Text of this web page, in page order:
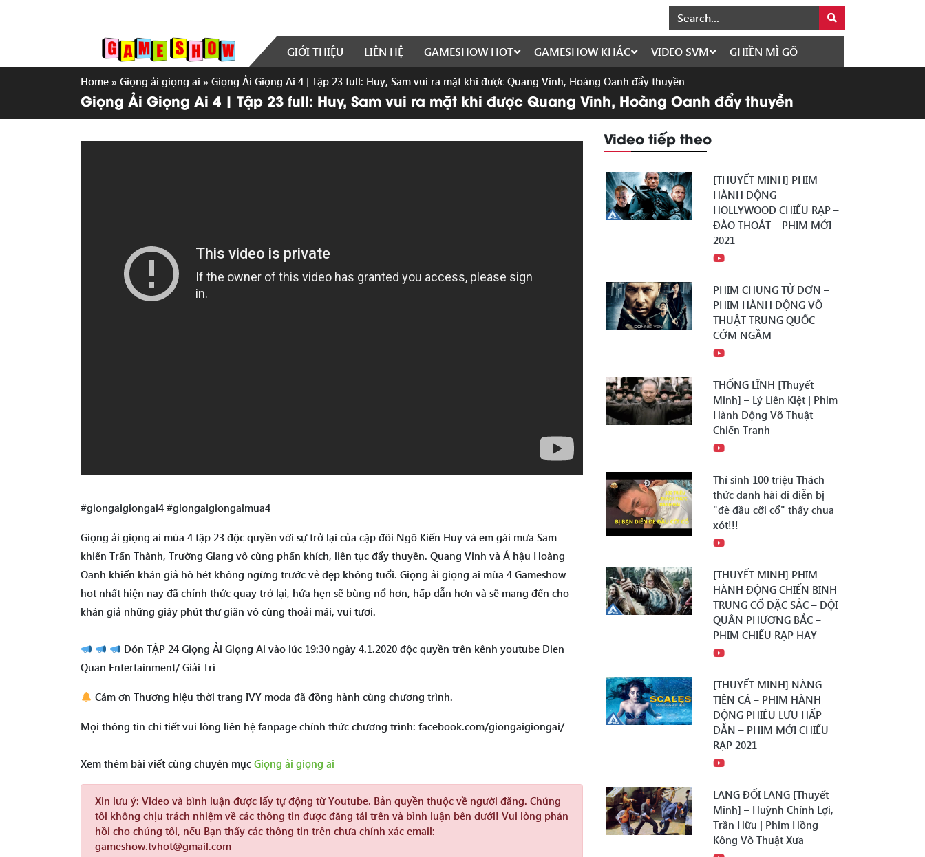
GIỚI THIỆU LIÊN HỆ GAMESHOW HOT GAMESHOW KHÁC VIDEO SVM GHIỀN MÌ GÕ
Home » Giọng ải giọng ai » Giọng Ải Giọng Ai 4 | Tập 23 full: Huy, Sam vui ra mặt khi được Quang Vinh, Hoàng Oanh đẩy thuyền
Giọng Ải Giọng Ai 4 | Tập 23 full: Huy, Sam vui ra mặt khi được Quang Vinh, Hoàng Oanh đẩy thuyền
#giongaigiongai4 #giongaigiongaimua4
Giọng ải giọng ai mùa 4 tập 23 độc quyền với sự trở lại của cặp đôi Ngô Kiến Huy và em gái mưa Sam
khiến Trấn Thành, Trường Giang vô cùng phấn khích, liên tục đẩy thuyền. Quang Vinh và Á hậu Hoàng
Oanh khiến khán giả hò hét không ngừng trước vẻ đẹp không tuổi. Giọng ải giọng ai mùa 4 Gameshow
hot nhất hiện nay đã chính thức quay trở lại, hứa hẹn sẽ bùng nổ hơn, hấp dẫn hơn và sẽ mang đến cho
khán giả những giây phút thư giãn vô cùng thoải mái, vui tươi.
———–
Đón TẬP 24 Giọng Ải Giọng Ai vào lúc 19:30 ngày 4.1.2020 độc quyền trên kênh youtube Dien
Quan Entertainment/ Giải Trí
Cám ơn Thương hiệu thời trang IVY moda đã đồng hành cùng chương trình.
Mọi thông tin chi tiết vui lòng liên hệ fanpage chính thức chương trình: facebook.com/giongaigiongai/
Xem thêm bài viết cùng chuyên mục Giọng ải giọng ai
Xin lưu ý: Video và bình luận được lấy tự động từ Youtube. Bản quyền thuộc về người đăng. Chúng
tôi không chịu trách nhiệm về các thông tin được đăng tải trên và bình luận bên dưới! Vui lòng phản
hồi cho chúng tôi, nếu Bạn thấy các thông tin trên chưa chính xác email:
gameshow.tvhot@gmail.com
Video tiếp theo
[THUYẾT MINH] PHIM
HÀNH ĐỘNG
HOLLYWOOD CHIẾU RẠP –
ĐÀO THOÁT – PHIM MỚI
2021
PHIM CHUNG TỬ ĐƠN –
PHIM HÀNH ĐỘNG VÕ
THUẬT TRUNG QUỐC –
CỚM NGẦM
THỐNG LĨNH [Thuyết
Minh] – Lý Liên Kiệt | Phim
Hành Động Võ Thuật
Chiến Tranh
Thí sinh 100 triệu Thách
thức danh hài đi diễn bị
"đè đầu cỡi cổ" thấy chua
xót!!!
[THUYẾT MINH] PHIM
HÀNH ĐỘNG CHIẾN BINH
TRUNG CỔ ĐẶC SẮC – ĐỘI
QUÂN PHƯƠNG BẮC –
PHIM CHIẾU RẠP HAY
[THUYẾT MINH] NÀNG
TIÊN CÁ – PHIM HÀNH
ĐỘNG PHIÊU LƯU HẤP
DẪN – PHIM MỚI CHIẾU
RẠP 2021
LANG ĐỐI LANG [Thuyết
Minh] – Huỳnh Chính Lợi,
Trần Hữu | Phim Hồng
Kông Võ Thuật Xưa